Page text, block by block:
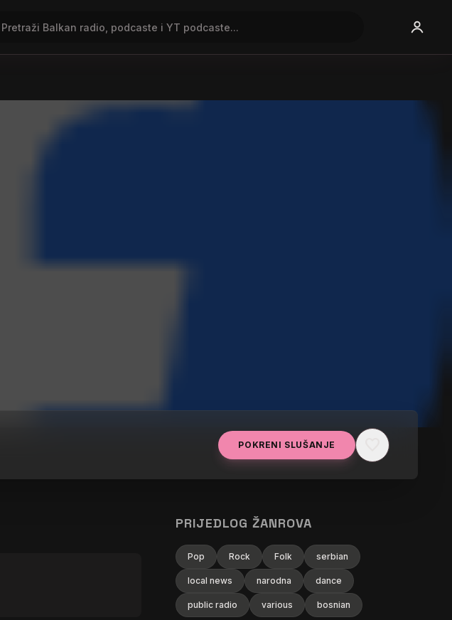
POKRENI SLUŠANJE
PRIJEDLOG ŽANROVA
Pop Rock Folk serbian
local news narodna dance
public radio various bosnian